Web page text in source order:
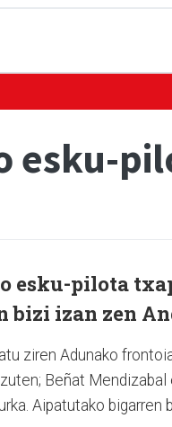
esku-
esku-pilota
bizi izan zen
ziren Adunako
Beñat
Aipatutako